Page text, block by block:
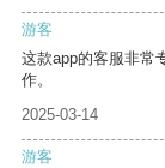
游客
这款app的客服非常
作。
2025-03-14
游客